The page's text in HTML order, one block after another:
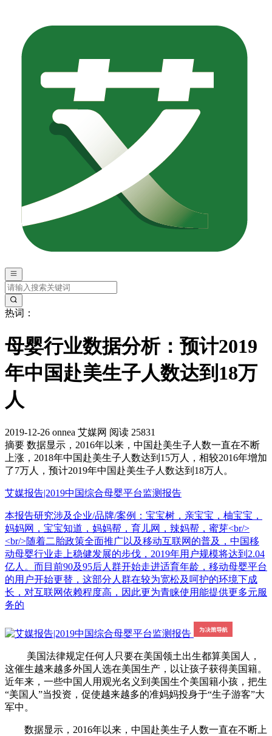
热词：
母婴行业数据分析：预计2019
年中国赴美生子人数达到18万
人
2019-12-26 onnea 艾媒网 阅读 25831
摘要 数据显示，2016年以来，中国赴美生子人数一直在不断
上涨，2018年中国赴美生子人数达到15万人，相较2016年增加
了7万人，预计2019年中国赴美生子人数达到18万人。
艾媒报告|2019中国综合母婴平台监测报告
本报告研究涉及企业/品牌/案例：宝宝树，亲宝宝，柚宝宝，
妈妈网，宝宝知道，妈妈帮，育儿网，辣妈帮，蜜芽<br/>
<br/>随着二胎政策全面推广以及移动互联网的普及，中国移
动母婴行业走上稳健发展的步伐，2019年用户规模将达到2.04
亿人。而目前90及95后人群开始走进适育年龄，移动母婴平台
的用户开始更替，这部分人群在较为宽松及呵护的环境下成
长，对互联网依赖程度高，因此更为青睐使用能提供更多元服
务的
美国法律规定任何人只要在美国领土出生都算美国人，
这催生越来越多外国人选在美国生产，以让孩子获得美国籍。
近年来，一些中国人用观光名义到美国生个美国籍小孩，把生
“美国人”当投资，促使越来越多的准妈妈投身于“生子游客”大
军中。
数据显示，2016年以来，中国赴美生子人数一直在不断上